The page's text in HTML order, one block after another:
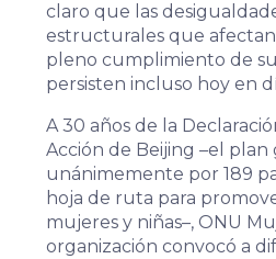
claro que las
estructurales que afectan
pleno cumplimiento de
persisten incluso hoy en
A 30 años de la
Acción de Beijing –el
unánimemente por 189
hoja de ruta para
mujeres y niñas–, ONU
organización convocó a